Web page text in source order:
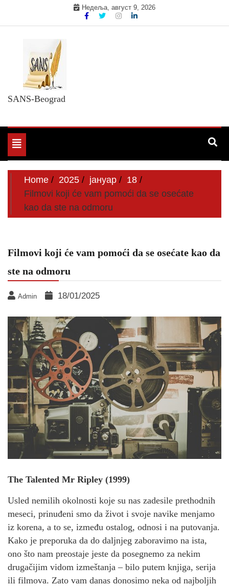
Недеља, август 9, 2026
SANS-Beograd
Toggle
navigation
Home 2025 јануар
18
Filmovi koji će vam pomoći da se osećate
kao da ste na odmoru
Filmovi koji će vam pomoći da se osećate kao da
ste na odmoru
Admin 18/01/2025
The Talented Mr Ripley (1999)
Usled nemilih okolnosti koje su nas zadesile prethodnih
meseci, prinuđeni smo da život i svoje navike menjamo
iz korena, a to se, između ostalog, odnosi i na putovanja.
Kako je preporuka da do daljnjeg zaboravimo na ista,
ono što nam preostaje jeste da posegnemo za nekim
drugačijim vidom izmeštanja – bilo putem knjiga, serija
ili filmova. Zato vam danas donosimo neka od najboljih